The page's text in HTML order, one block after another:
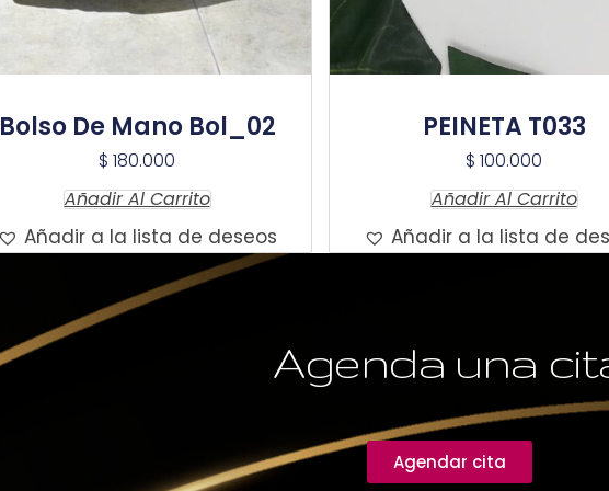
Bolso De Mano Bol_02
$ 180.000
Añadir Al Carrito
Añadir a la lista de deseos
PEINETA T033
$ 100.000
Añadir Al Carrito
Añadir a la lista de
Agenda una
Agendar cita